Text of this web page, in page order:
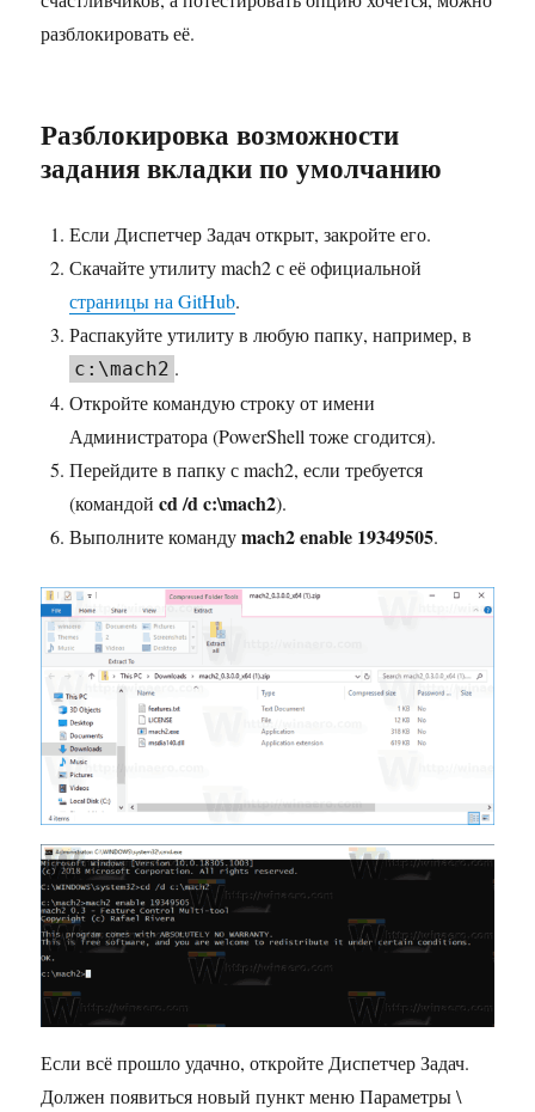
разблокировать её.
Разблокировка возможности
задания вкладки по умолчанию
Если Диспетчер Задач открыт, закройте его.
Скачайте утилиту mach2 с её официальной
страницы на GitHub.
Распакуйте утилиту в любую папку, например, в
c:\mach2 .
Откройте командую строку от имени
Администратора (PowerShell тоже сгодится).
Перейдите в папку с mach2, если требуется
(командойcd /d c:\mach2).
Выполните командуmach2 enable 19349505.
Если всё прошло удачно, откройте Диспетчер Задач.
Должен появиться новый пункт меню Параметры \